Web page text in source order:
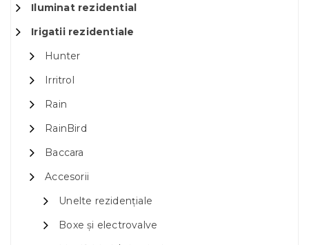
Iluminat rezidential
Irigatii rezidentiale
Hunter
Irritrol
Rain
RainBird
Baccara
Accesorii
Unelte rezidențiale
Boxe și electrovalve